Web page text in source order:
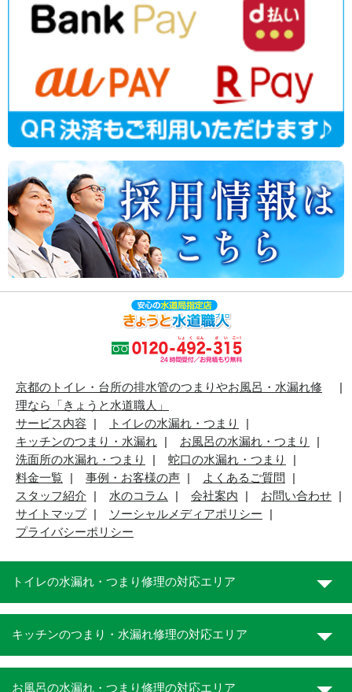
京都のトイレ・台所の排水管のつまりやお風呂・水漏れ修
理なら「きょうと水道職人」
サービス内容
トイレの水漏れ・つまり
キッチンのつまり・水漏れ
お風呂の水漏れ・つまり
洗面所の水漏れ・つまり
蛇口の水漏れ・つまり
料金一覧
事例・お客様の声
よくあるご質問
スタッフ紹介
水のコラム 会社案内
お問い合わせ
サイトマップ
ソーシャルメディアポリシー
プライバシーポリシー
トイレの水漏れ・つまり修理の対応エリア
キッチンのつまり・水漏れ修理の対応エリア
お風呂の水漏れ・つまり修理の対応エリア